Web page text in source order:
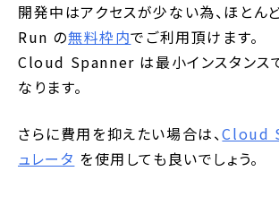
開発中はアクセスが少ない為、ほと
Run の無料枠内でご利用頂けます。
Cloud Spanner は最小インスタンス
なります。
さらに費用を抑えたい場合は、Cloud
ュレータ を使用しても良いでしょう。